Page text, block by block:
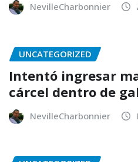
NevilleCharbonnier
UNCATEGORIZED
Intentó ingresar
cárcel dentro de
NevilleCharbonnier